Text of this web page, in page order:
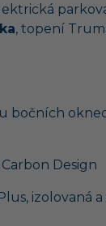
, topení
bočních
Design
izolovaná